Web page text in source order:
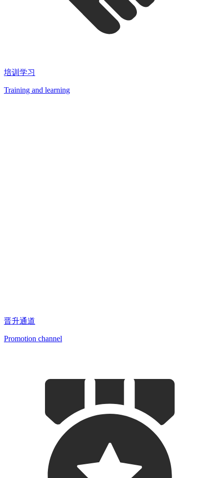
培训学习
Training and learning
晋升通道
Promotion channel